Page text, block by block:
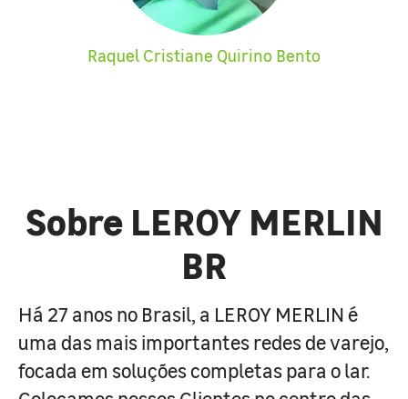
Raquel Cristiane Quirino Bento
Sobre LEROY MERLIN
BR
Há 27 anos no Brasil, a LEROY MERLIN é
uma das mais importantes redes de varejo,
focada em soluções completas para o lar.